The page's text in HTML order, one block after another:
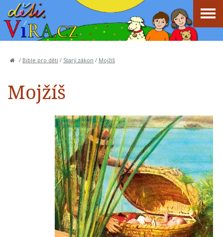
/ Bible pro děti / Starý zákon / Mojžíš
Mojžíš